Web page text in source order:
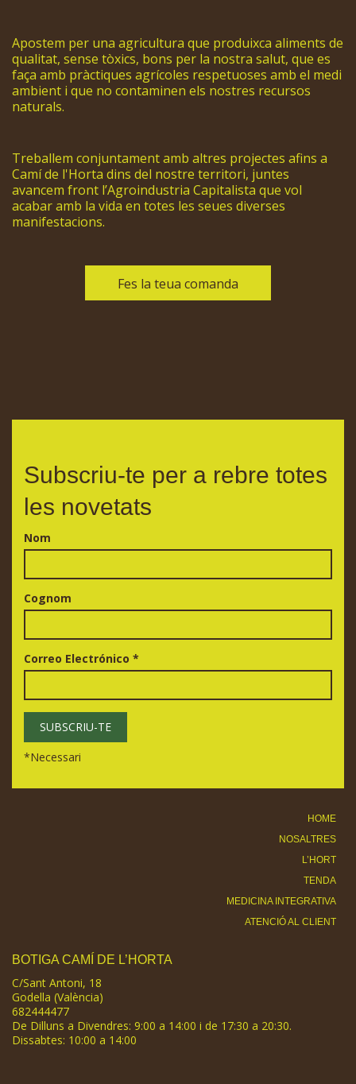
Apostem per una agricultura que produixca aliments de
qualitat, sense tòxics, bons per la nostra salut, que es
faça amb pràctiques agrícoles respetuoses amb el medi
ambient i que no contaminen els nostres recursos
naturals.
Treballem conjuntament amb altres projectes afins a
Camí de l'Horta dins del nostre territori, juntes
avancem front l’Agroindustria Capitalista que vol
acabar amb la vida en totes les seues diverses
manifestacions.
Fes la teua comanda
Subscriu-te per a rebre totes
les novetats
Nom
Cognom
Correo Electrónico *
*Necessari
HOME
NOSALTRES
L’HORT
TENDA
MEDICINA INTEGRATIVA
ATENCIÓ AL CLIENT
BOTIGA CAMÍ DE L’HORTA
C/Sant Antoni, 18
Godella (València)
682444477
De Dilluns a Divendres: 9:00 a 14:00 i de 17:30 a 20:30.
Dissabtes: 10:00 a 14:00